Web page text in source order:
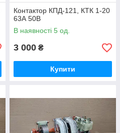
Контактор КПД-121, КТК 1-20
63А 50В
В наявності 5 од.
3 000 ₴
Купити